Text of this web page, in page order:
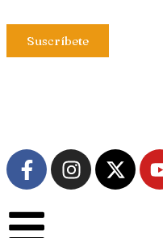
Suscríbete